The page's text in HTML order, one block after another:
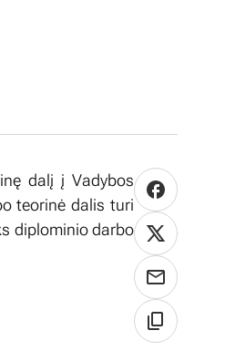
dalį į Vadybos
teorinė dalis turi
diplominio darbo